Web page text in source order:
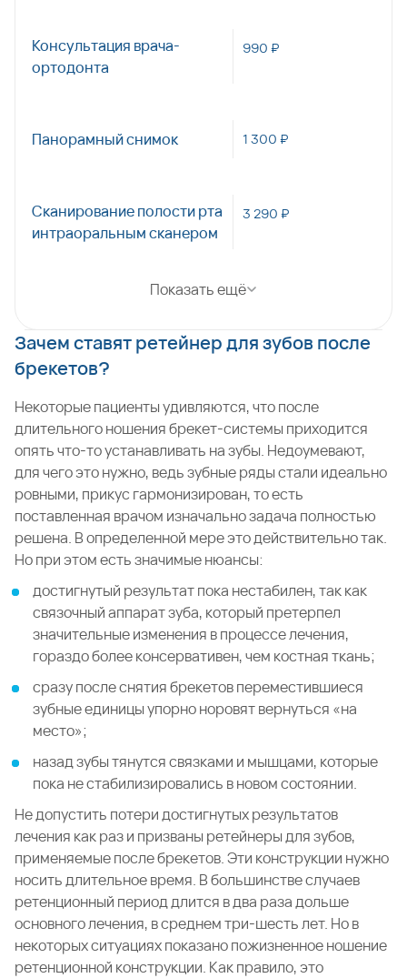
Консультация врача-
ортодонта
990 ₽
Панорамный снимок 1 300 ₽
Сканирование полости рта
интраоральным сканером
3 290 ₽
Показать ещё
Зачем ставят ретейнер для зубов после
брекетов?
Некоторые пациенты удивляются, что после
длительного ношения брекет-системы приходится
опять что-то устанавливать на зубы. Недоумевают,
для чего это нужно, ведь зубные ряды стали идеально
ровными, прикус гармонизирован, то есть
поставленная врачом изначально задача полностью
решена. В определенной мере это действительно так.
Но при этом есть значимые нюансы:
достигнутый результат пока нестабилен, так как
связочный аппарат зуба, который претерпел
значительные изменения в процессе лечения,
гораздо более консервативен, чем костная ткань;
сразу после снятия брекетов переместившиеся
зубные единицы упорно норовят вернуться «на
место»;
назад зубы тянутся связками и мышцами, которые
пока не стабилизировались в новом состоянии.
Не допустить потери достигнутых результатов
лечения как раз и призваны ретейнеры для зубов,
применяемые после брекетов. Эти конструкции нужно
носить длительное время. В большинстве случаев
ретенционный период длится в два раза дольше
основного лечения, в среднем три-шесть лет. Но в
некоторых ситуациях показано пожизненное ношение
ретенционной конструкции. Как правило, это